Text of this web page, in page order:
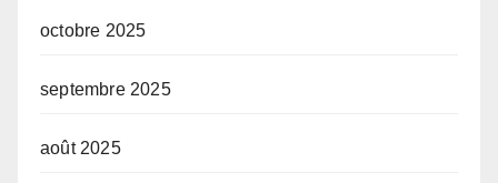
octobre 2025
septembre 2025
août 2025